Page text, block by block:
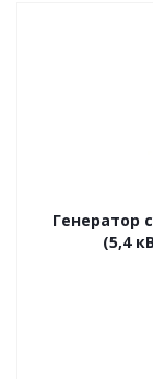
Генератор
(5,4